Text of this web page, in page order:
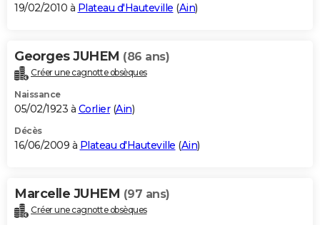
19/02/2010 à Plateau d'Hauteville (Ain)
Georges JUHEM (86 ans)
Créer une cagnotte obsèques
Naissance
05/02/1923 à Corlier(Ain)
Décès
16/06/2009 à Plateau d'Hauteville (Ain)
Marcelle JUHEM (97 ans)
Créer une cagnotte obsèques